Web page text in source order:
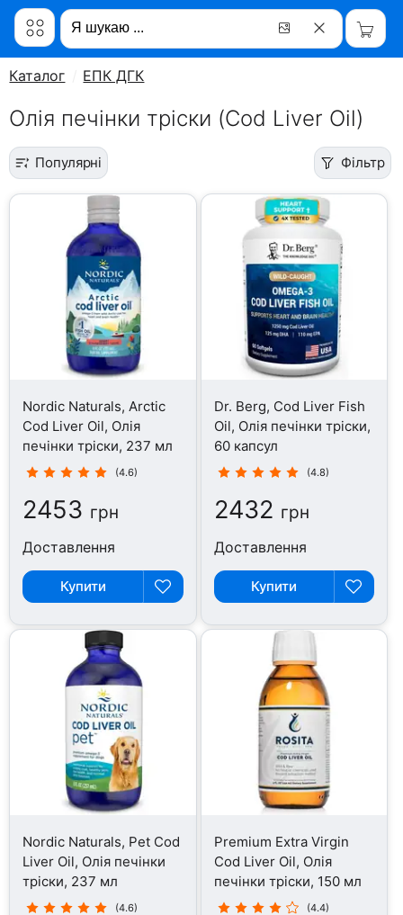
Каталог ЕПК ДГК
Олія печінки тріски (Cod Liver Oil)
Популярні Фільтр
Nordic Naturals, Arctic
Cod Liver Oil, Олія
печінки тріски, 237 мл
(4.6)
2453 грн
Доставлення
Купити
Dr. Berg, Cod Liver Fish
Oil, Олія печінки тріски,
60 капсул
(4.8)
2432 грн
Доставлення
Купити
Nordic Naturals, Pet Cod
Liver Oil, Олія печінки
тріски, 237 мл
(4.6)
Premium Extra Virgin
Cod Liver Oil, Олія
печінки тріски, 150 мл
(4.4)